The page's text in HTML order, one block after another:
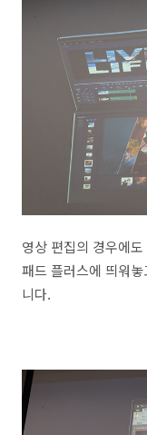
영상 편집의 경우에
패드 플러스에 띄워
니다.